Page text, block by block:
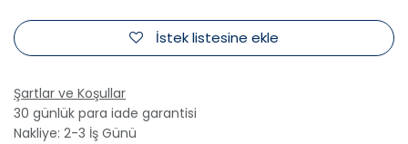
İstek listesine ekle
Şartlar ve Koşullar
30 günlük para iade garantisi
Nakliye: 2-3 İş Günü